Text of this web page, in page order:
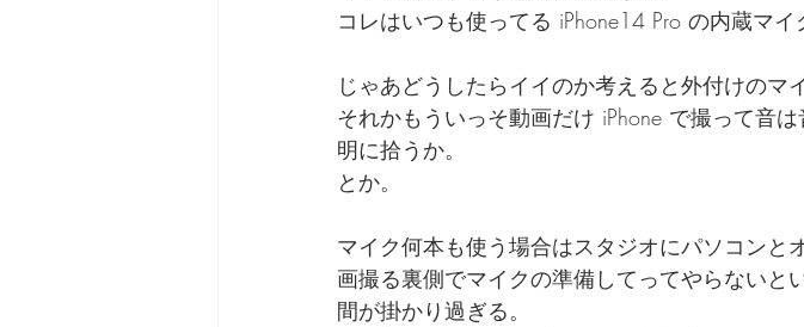
コレはいつも使ってる iPhone14 Pro の内蔵マイ
じゃあどうしたらイイのか考えると外付けのマ
それかもういっそ動画だけ iPhone で撮って音
明に拾うか。
とか。
マイク何本も使う場合はスタジオにパソコンと
画撮る裏側でマイクの準備してってやらない
間が掛かり過ぎる。